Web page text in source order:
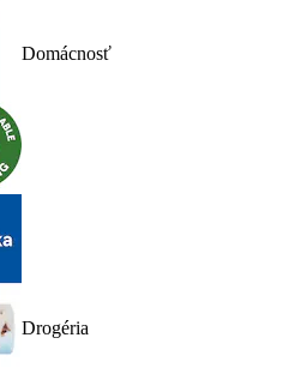
Domácnosť
Drogéria